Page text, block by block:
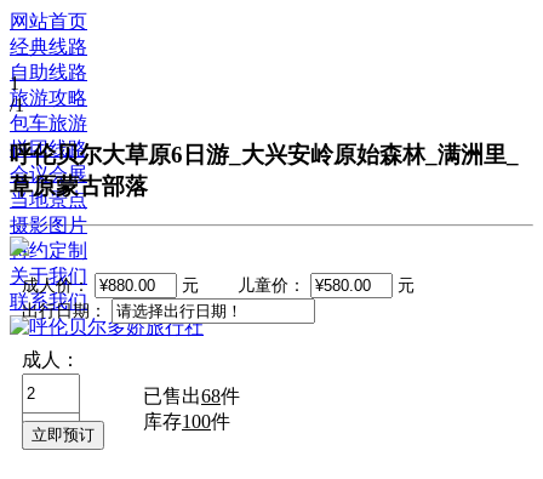
网站首页
经典线路
自助线路
旅游攻略
包车旅游
拼团线路
会议会展
当地景点
摄影图片
特约定制
关于我们
联系我们
1
/1
呼伦贝尔大草原6日游_大兴安岭原始森林_满洲里_
草原蒙古部落
成人价： 元 儿童价：
元
出行日期：
成人：
儿童：
已售出68件
库存100件